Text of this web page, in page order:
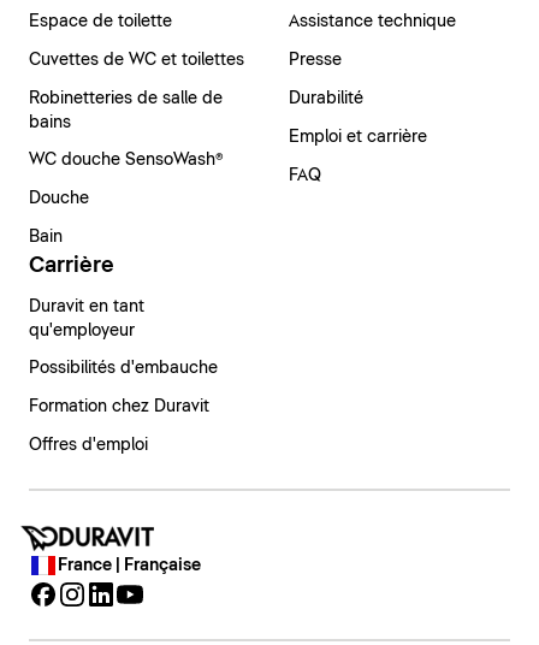
Espace de toilette
Cuvettes de WC et toilettes
Robinetteries de salle de
bains
WC douche SensoWash®
Douche
Bain
Assistance technique
Presse
Durabilité
Emploi et carrière
FAQ
Carrière
Duravit en tant
qu'employeur
Possibilités d'embauche
Formation chez Duravit
Offres d'emploi
France | Française